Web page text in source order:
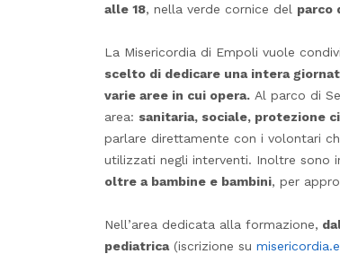
alle 18, nella verde cornice del parco
La Misericordia di Empoli vuole
scelto di dedicare una intera
varie aree in cui opera. Al parco di
area: sanitaria, sociale, protezione
parlare direttamente con i volontari
utilizzati negli interventi. Inoltre sono
oltre a bambine e bambini, per
Nell’area dedicata alla formazione,
pediatrica(iscrizione su